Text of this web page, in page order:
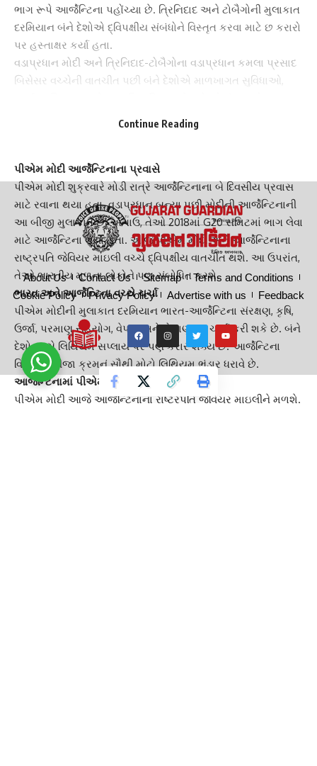
ભાગ રૂપે આર્જેન્ટિના પહોંચ્યા છે. ત્રિનિદાદ અને ટોબૈગોની મુલાકાત
દરમિયાન બંને દેશોએ દ્વિપક્ષીય સંબંધોને વિસ્તૃત કરવા માટે છ કરારો
પર હસ્તાક્ષર કર્યા હતા.
વડાપ્રધાન મોદી અને ત્રિનિદાદ-ટોબૈગોના વડાપ્રધાન કમલા પ્રસાદ
બિસેસર વચ્ચેની વાતચીત પછી બંને દેશોએ માળખાગત સુવિધાઓ,
વધારવા માટે છ કરારો પર હસ્તાક્ષર કર્યા. પીએમ મોદી આર્જેન્ટિનાના
રાષ્ટ્રપતિ જેવિયર માઇલીના આમંત્રણ પર બે દિવસીય મુલાકાતે
પીએમ મોદી આર્જેન્ટિનાના પ્રવાસે
પીએમ મોદી શુક્રવારે મોડી રાત્રે આર્જેન્ટિનાના બે દિવસીય પ્રવાસ
માટે રવાના થયા હતા. વડાપ્રધાન બન્યા પછી મોદીની આર્જેન્ટિનાની
આ બીજી મુલાકાત છે. અગાઉ, તેઓ 2018માં G20 સમિટમાં ભાગ લેવા
માટે આર્જેન્ટિના ગયા હતા. આજે પીએમ મોદી અને આર્જેન્ટિનાના
રાષ્ટ્રપતિ જેવિયર માઇલી વચ્ચે દ્વિપક્ષીય વાતચીત થશે. આ ઉપરાંત,
તેઓ ભારતીય મૂળના લોકોને પણ સંબોધિત કરશે.
ભારત અને આર્જેન્ટિના વચ્ચે ચર્ચા
પીએમ મોદીની મુલાકાત દરમિયાન ભારત-આર્જેન્ટિના સંરક્ષણ, કૃષિ,
ઉર્જા, પરમાણુ સહયોગ, વેપાર અને રોકાણ પર ચર્ચા કરી શકે છે. બંને
દેશો વચ્ચે લિથિયમ સપ્લાય પર પણ કરાર શક્ય છે. આર્જેન્ટિના
વિશ્વમાં ત્રીજા ક્રમનું સૌથી મોટો લિથિયમ ભંડાર ધરાવે છે.
આર્જેન્ટિનામાં પીએમ મોદીનો કાર્યક્રમ શું છે?
પીએમ મોદી આજે આર્જેન્ટિનાના રાષ્ટ્રપતિ જેવિયર માઇલીને મળશે.
Continue Reading
About Us Contact Us Sitemap
Terms and Conditions
Cookie Policy
Privacy Policy Advertise with us Feedback